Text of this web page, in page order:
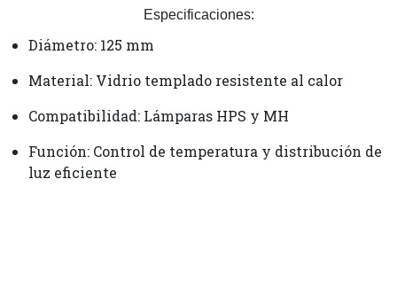
Especificaciones:
Diámetro: 125 mm
Material: Vidrio templado resistente al calor
Compatibilidad: Lámparas HPS y MH
Función: Control de temperatura y distribución de
luz eficiente